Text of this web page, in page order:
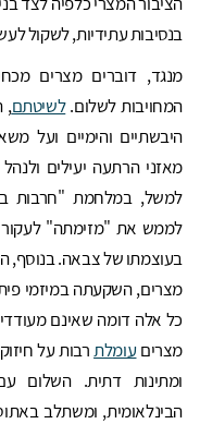
בנסיבות עתידיות, לשקול
מנגד, דוברים מצרים
המחויבות לשלום.לשיטתם,
היבשתיים והימיים ועל
מאזני הרתעה יעילים
למשל, במלחמת "חרבות
לממש את "מזימתה" לעקור
בעוצמתו של צבאה. בנוסף,
מצרים, השקעתה במיזמי
כל אלה דומה שאינם
מצריםעומלתרבות על
ומתינות דתית. השלום
הבינלאומית, ומשתלב